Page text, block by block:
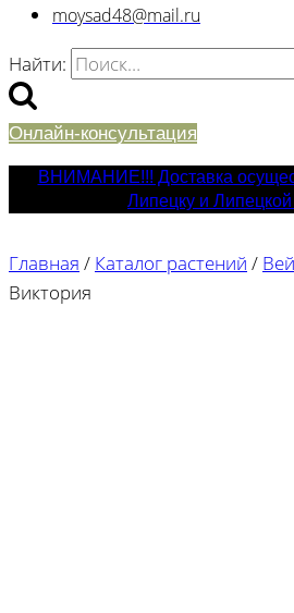
moysad48@mail.ru
Найти:
Онлайн-консультация
ВНИМАНИЕ!!! Доставка
Липецку и Липецкой
Главная / Каталог растений /
Виктория